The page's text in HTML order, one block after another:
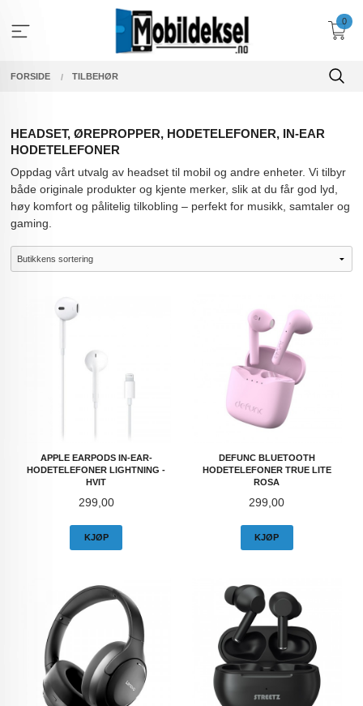
innholdet
0
FORSIDE TILBEHØR
HEADSET, ØREPROPPER, HODETELEFONER, IN-EAR
HODETELEFONER
Oppdag vårt utvalg av headset til mobil og andre enheter. Vi tilbyr
både originale produkter og kjente merker, slik at du får god lyd,
høy komfort og pålitelig tilkobling – perfekt for musikk, samtaler og
gaming.
APPLE EARPODS IN-EAR-
HODETELEFONER LIGHTNING -
HVIT
Pris
299,00
KJØP
DEFUNC BLUETOOTH
HODETELEFONER TRUE LITE
ROSA
Pris
299,00
KJØP